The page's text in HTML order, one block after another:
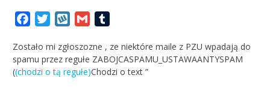
FacebookTwitterWykopGmail
Zostało mi zgłoszozne , ze niektóre maile z PZU wpadają do
spamu przez regułe ZABOJCASPAMU_USTAWAANTYSPAM
((chodzi o tą regułe)Chodzi o text ”